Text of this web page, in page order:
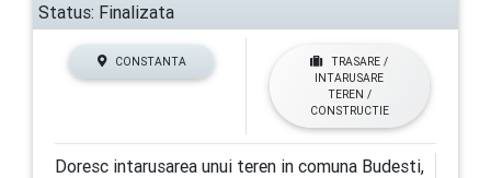
Status: Finalizata
CONSTANTA
TRASARE /
INTARUSARE
TEREN /
CONSTRUCTIE
Doresc intarusarea unui teren in comuna Budesti,